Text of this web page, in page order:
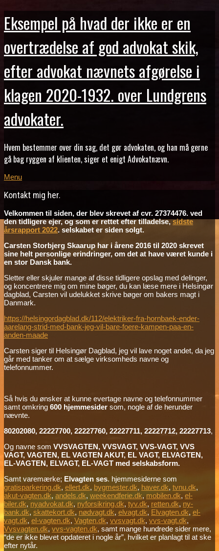
Eksempel på hvad der ikke er en
overtrædelse af god advokat skik,
efter advokat nævnets afgørelse i
klagen 2020-1932. over Lundgrens
advokater.
Hvem bestemmer over din sag, det gør advokaten, og han må gerne
gå bag ryggen af klienten, siger et enigt Advokatnævn.
Menu
Kontakt mig her.
Velkommen til siden, der blev skrevet af cvr. 27374476. ved
den tidligere ejer, og som er rettet efter tilladelse,sidste
årsrapport 2022. selskabet er siden solgt.
Carsten Storbjerg Skaarup har i årene 2016 til 2020 skrevet
sine helt personlige erindringer, om det at have været kunde i
en stor Dansk bank.
Sletter eller skjuler mange af disse tidligere opslag med delinger,
og koncentrere mig om mine bøger, du kan læse mere i Helsingør
dagblad, Carsten vil udelukket skrive bøger om bakers magt i
Danmark.
https://helsingordagblad.dk/112/elektriker-fra-hornbaek-ender-
aarelang-strid-med-bank-jeg-vil-bare-foere-kampen-paa-en-
anden-maade
Carsten siger til Helsingør Dagblad, jeg vil lave noget andet, da jeg
går med tanker om at sælge virksomheds navne og
telefonnummer.
Så hvis du ønsker at kunne evertage navne og telefonnummer
samt omkring 600 hjemmesider som, nogle af de herunder
nævnte.
80202080, 22227700, 22227760, 22227711, 22227712, 22227713,
Og navne som VVSVAGTEN, VVSVAGT, VVS-VAGT, VVS
VAGT, VAGTEN, EL VAGTEN AKUT, EL VAGT, ELVAGTEN,
EL-VAGTEN, ELVAGT, EL-VAGT med selskabsform.
Samt varemærke; Elvagten ses. hjemmesiderne som
gratisparkering.dk, ellert.dk, bygmester.dk, haver.dk, tvnu.dk,
akut-vagten.dk, andels.dk, weekendferie.dk, mobilen.dk, el-
biler.dk, nyadvokat.dk, nyforsikring.dk, tyv.dk, retten.dk, ny-
bank.dk, skattekort.dk, nødvagt.dk, elvagt.dk, Elvagten.dk, el-
vagt.dk, el-vagten.dk, Vagten.dk, vvsvagt.dk, vvs-vagt.dk,
Vvsvagten.dk, vvs-vagten.dk, samt mange hundrede sider mere,
“de er ikke blevet opdateret i nogle år”, hvilket er planlagt til at ske
efter nytår.